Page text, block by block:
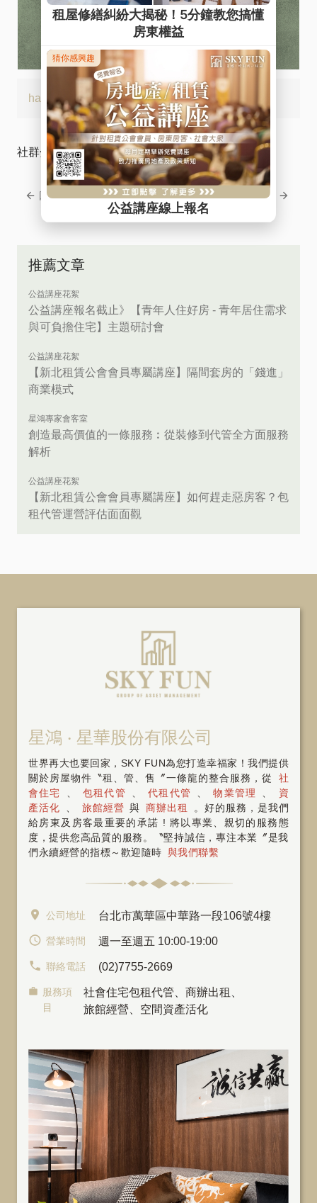
hashtags: #新北租賃公會會員專屬講座
社群分享
回上一頁 回下一頁
推薦文章
公益講座花絮
公益講座報名截止》【青年人住好房 - 青年居住需求
與可負擔住宅】主題研討會
公益講座花絮
【新北租賃公會會員專屬講座】隔間套房的「錢進」
商業模式
星鴻專家會客室
創造最高價值的一條服務︰從裝修到代管全方面服務
解析
公益講座花絮
【新北租賃公會會員專屬講座】如何趕走惡房客？包
租代管運營評估面面觀
星鴻 ‧ 星華股份有限公司
世界再大也要回家，SKY FUN為您打造幸福家！我們提供
關於房屋物件〝租、管、售〞一條龍的整合服務，從
社
會住宅
包租代管 代租代管 物業管理
資
產活化
旅館經營 與 商辦出租
。好的服務，是我們
給房東及房客最重要的承諾 ! 將以專業、親切的服務態
度，提供您高品質的服務。〝堅持誠信，專注本業〞是我
們永續經營的指標～歡迎隨時 與我們聯繫
公司地址 台北市萬華區中華路一段106號4樓
營業時間 週一至週五 10:00-19:00
聯絡電話 (02)7755-2669
服務項
目
社會住宅包租代管 、商辦出租
旅館經營、空間資產活化